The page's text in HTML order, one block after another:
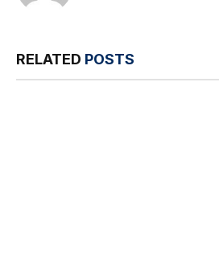
RELATED POSTS